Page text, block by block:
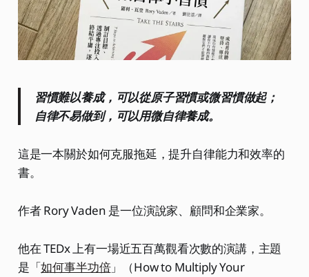
習慣難以養成，可以從原子習慣或微習慣做起；
自律不易做到，可以用微自律養成。
這是一本關於如何克服拖延，提升自律能力和效率的
書。
作者 Rory Vaden 是一位演說家、顧問和企業家。
他在 TEDx 上有一場近五百萬觀看次數的演講，主題
是「如何事半功倍」（How to Multiply Your